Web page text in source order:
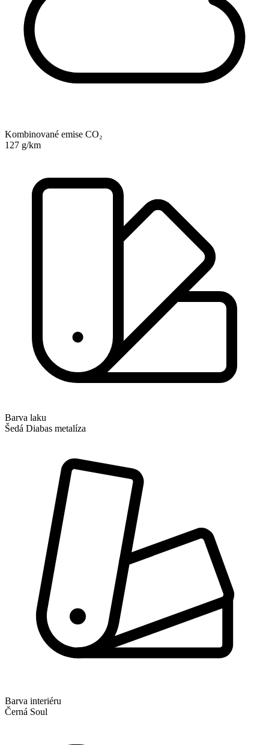
Kombinované emise CO₂
127 g/km
Barva laku
Šedá Diabas metalíza
Barva interiéru
Černá Soul